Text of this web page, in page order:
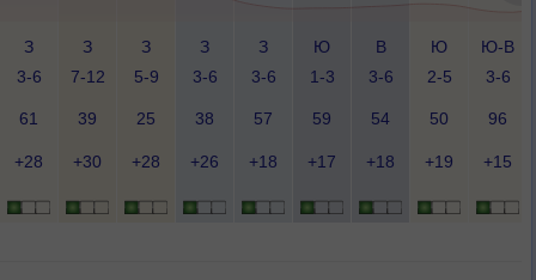
З
3-6
З
7-12
З
5-9
З
3-6
З
3-6
Ю
1-3
В
3-6
Ю
2-5
Ю-В
3-6
61 39 25 38 57 59 54 50 96
+28 +30 +28 +26 +18 +17 +18 +19 +15